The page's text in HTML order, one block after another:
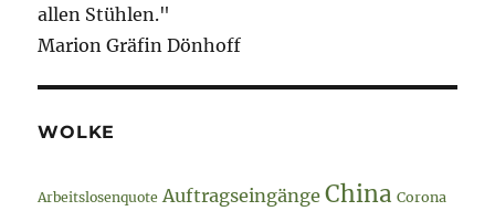
allen Stühlen."
Marion Gräfin Dönhoff
WOLKE
Arbeitslosenquote Auftragseingänge China Corona